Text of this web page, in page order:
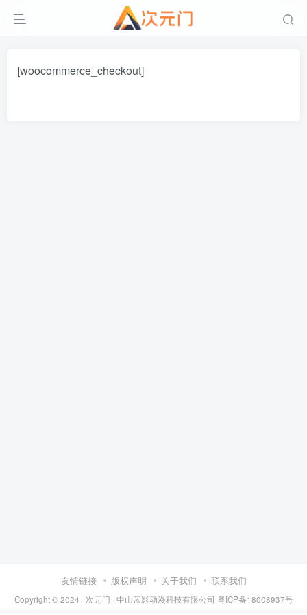
[woocommerce_checkout]
友情链接 版权声明 关于我们 联系我们
Copyright © 2024 · 次元门 · 中山蓝影动漫科技有限公司 粤ICP备18008937号